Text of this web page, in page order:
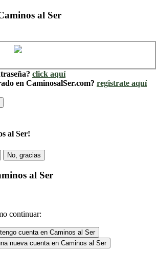
al Ser
click aquí
en CaminosalSer.com? registrate aquí
al Ser!
No, gracias
al Ser
continuar:
cuenta en Caminos al Ser
nueva cuenta en Caminos al Ser